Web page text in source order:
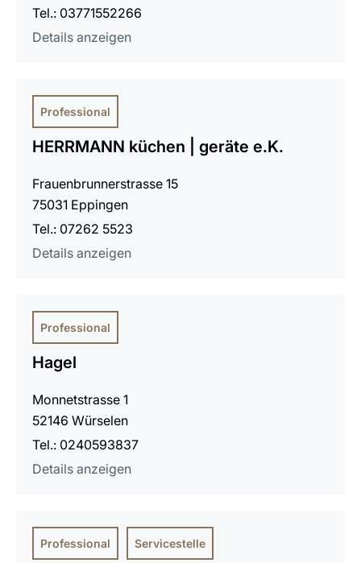
Tel.: 03771552266
Details anzeigen
Professional
HERRMANN küchen | geräte e.K.
Frauenbrunnerstrasse 15
75031 Eppingen
Tel.: 07262 5523
Details anzeigen
Professional
Hagel
Monnetstrasse 1
52146 Würselen
Tel.: 0240593837
Details anzeigen
Professional Servicestelle